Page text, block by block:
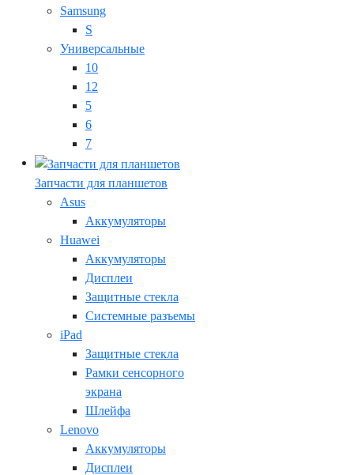
Samsung
S
Универсальные
10
12
5
6
7
Запчасти для планшетов
Asus
Аккумуляторы
Huawei
Аккумуляторы
Дисплеи
Защитные стекла
Системные разъемы
iPad
Защитные стекла
Рамки сенсорного
экрана
Шлейфа
Lenovo
Аккумуляторы
Дисплеи